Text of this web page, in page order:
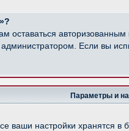
оставаться
Если вы
Параметры и
ваши настройки хранятся